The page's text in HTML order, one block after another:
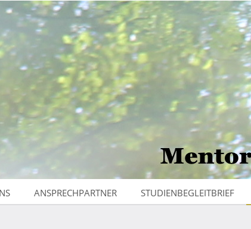
ANSPRECHPARTNER STUDIENBEGLEITBRIEF